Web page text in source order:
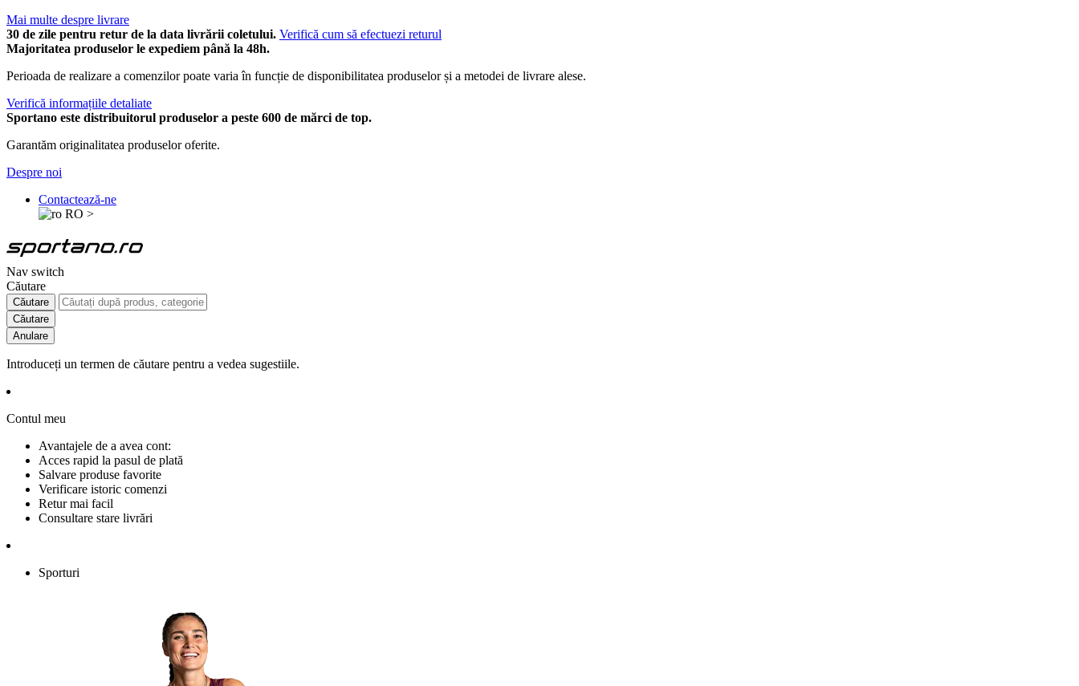
Mai multe despre livrare
30 de zile pentru retur de la data livrării coletului. Verifică cum să efectuezi returul
Majoritatea produselor le expediem până la 48h.
Perioada de realizare a comenzilor poate varia în funcție de disponibilitatea produselor și a metodei de livrare alese.
Verifică informațiile detaliate
Sportano este distribuitorul produselor a peste 600 de mărci de top.
Garantăm originalitatea produselor oferite.
Despre noi
Contactează-ne
RO >
Nav switch
Căutare
Căutare
Căutare
Anulare
Introduceți un termen de căutare pentru a vedea sugestiile.
Contul meu
Avantajele de a avea cont:
Acces rapid la pasul de plată
Salvare produse favorite
Verificare istoric comenzi
Retur mai facil
Consultare stare livrări
Sporturi